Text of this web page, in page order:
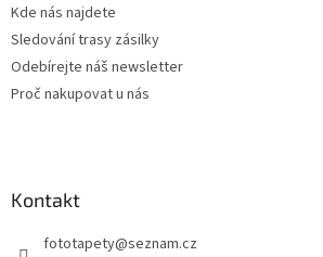
Kde nás najdete
Sledování trasy zásilky
Odebírejte náš newsletter
Proč nakupovat u nás
Kontakt
fototapety@seznam.cz